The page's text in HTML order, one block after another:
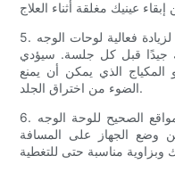
5. تطهير بشرتك قبل الاستخدام: لزيادة فعالية لوحات الوجه LED إلى
جيدًا قبل كل جلسة. سيؤدي
المكياج الذي يمكن أن يمنع
الضوء من اختراق الجلد.
6. اضبط المسافة والزاوية: تحديد المواقع الصحيح للوحة الوجه LED
وضع الجهاز على المسافة